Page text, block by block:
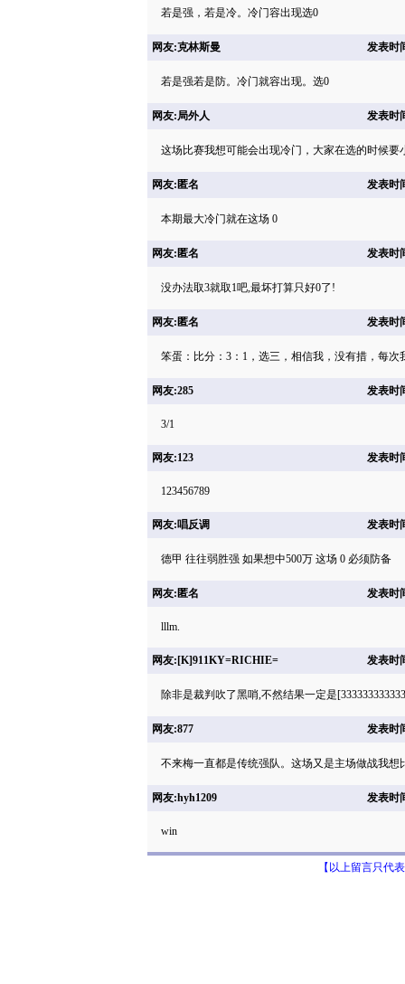
若是强，若是冷。冷门容出现选0
网友:克林斯曼 发表时
若是强若是防。冷门就容出现。选0
网友:局外人 发表时
这场比赛我想可能会出现冷门，大家在选的时候要
网友:匿名 发表时
本期最大冷门就在这场 0
网友:匿名 发表时
没办法取3就取1吧,最坏打算只好0了!
网友:匿名 发表时
笨蛋：比分：3：1，选三，相信我，没有措，每次
网友:285 发表时
3/1
网友:123 发表时
123456789
网友:唱反调 发表时
德甲 往往弱胜强 如果想中500万 这场 0 必须防备
网友:匿名 发表时
lllm.
网友:[K]911KY=RICHIE= 发表时
除非是裁判吹了黑哨,不然结果一定是
网友:877 发表时
不来梅一直都是传统强队。这场又是主场做战我想
网友:hyh1209 发表时
win
【以上留言只代